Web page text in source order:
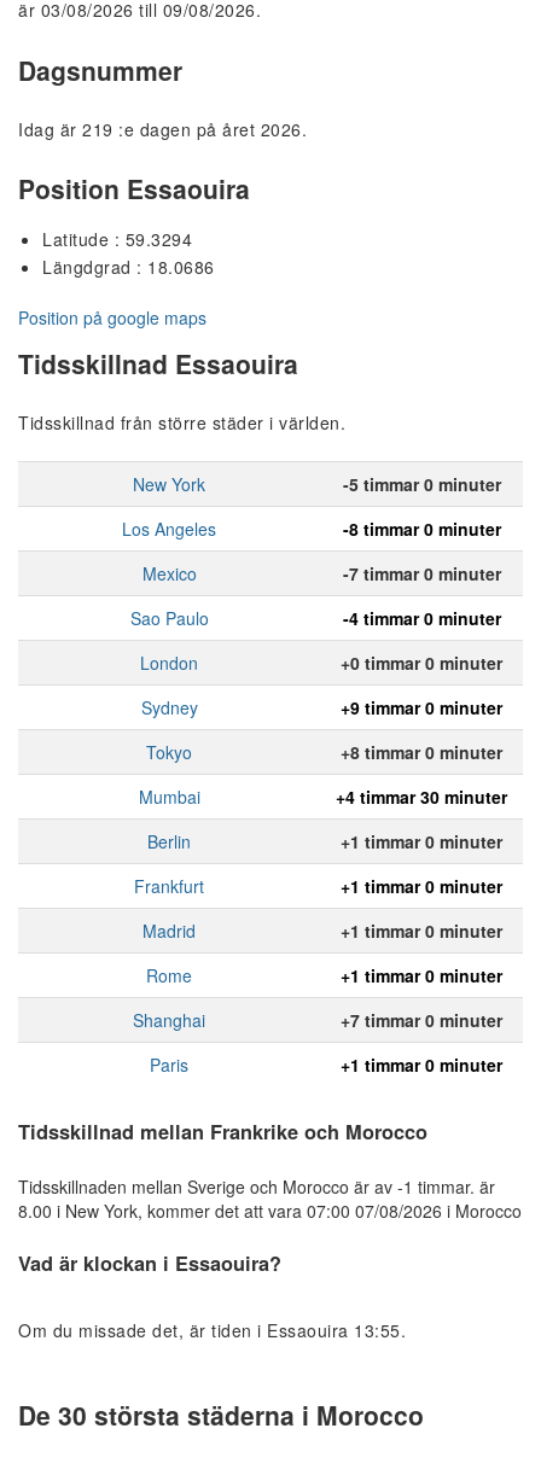
är 03/08/2026 till 09/08/2026.
Dagsnummer
Idag är 219 :e dagen på året 2026.
Position Essaouira
Latitude : 59.3294
Längdgrad : 18.0686
Position på google maps
Tidsskillnad Essaouira
Tidsskillnad från större städer i världen.
New York
-5 timmar 0 minuter
Los Angeles
-8 timmar 0 minuter
Mexico
-7 timmar 0 minuter
Sao Paulo
-4 timmar 0 minuter
London
+0 timmar 0 minuter
Sydney
+9 timmar 0 minuter
Tokyo
+8 timmar 0 minuter
Mumbai
+4 timmar 30 minuter
Berlin
+1 timmar 0 minuter
Frankfurt
+1 timmar 0 minuter
Madrid
+1 timmar 0 minuter
Rome
+1 timmar 0 minuter
Shanghai
+7 timmar 0 minuter
Paris
+1 timmar 0 minuter
Tidsskillnad mellan Frankrike och Morocco
Tidsskillnaden mellan Sverige och Morocco är av -1 timmar. är
8.00 i New York, kommer det att vara 07:00 07/08/2026 i Morocco
Vad är klockan i Essaouira?
Om du missade det, är tiden i Essaouira 13:55.
De 30 största städerna i Morocco